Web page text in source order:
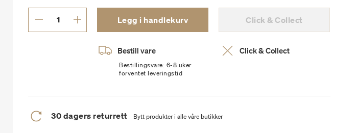
Legg i handlekurv Click & Collect
Bestill vare
Bestillingsvare: 6-8 uker
forventet leveringstid
Click & Collect
30 dagers returrett Bytt produkter i alle våre butikker